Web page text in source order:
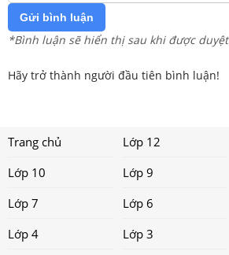
Gửi bình luận
*Bình luận sẽ hiển thị sau khi được duyệt
Hãy trở thành người đầu tiên bình luận!
Trang chủ Lớp 12
Lớp 10
Lớp 9
Lớp 7
Lớp 6
Lớp 4
Lớp 3